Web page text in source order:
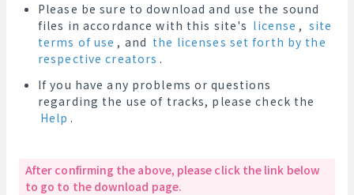
Please be sure to download and use the sound
files in accordance with this site's license , site
terms of use , and the licenses set forth by the
respective creators .
If you have any problems or questions
regarding the use of tracks, please check the
Help .
After confirming the above, please click the link below
to go to the download page.